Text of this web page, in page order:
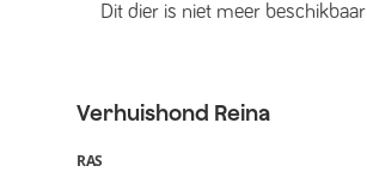
Dit dier is niet meer beschikbaar
Verhuishond Reina
RAS